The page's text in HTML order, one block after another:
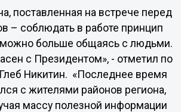
поставленная на встрече перед
– соблюдать в работе принцип
можно больше общаясь с людьми.
с Президентом», - отметил по
Никитин. «Последнее время
с жителями районов региона,
массу полезной информации